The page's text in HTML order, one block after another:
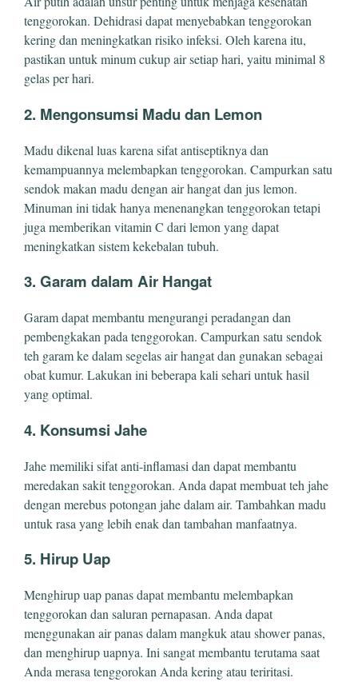
tenggorokan. Dehidrasi dapat menyebabkan tenggorokan
kering dan meningkatkan risiko infeksi. Oleh karena itu,
pastikan untuk minum cukup air setiap hari, yaitu minimal 8
gelas per hari.
2. Mengonsumsi Madu dan Lemon
Madu dikenal luas karena sifat antiseptiknya dan
kemampuannya melembapkan tenggorokan. Campurkan satu
sendok makan madu dengan air hangat dan jus lemon.
Minuman ini tidak hanya menenangkan tenggorokan tetapi
juga memberikan vitamin C dari lemon yang dapat
meningkatkan sistem kekebalan tubuh.
3. Garam dalam Air Hangat
Garam dapat membantu mengurangi peradangan dan
pembengkakan pada tenggorokan. Campurkan satu sendok
teh garam ke dalam segelas air hangat dan gunakan sebagai
obat kumur. Lakukan ini beberapa kali sehari untuk hasil
yang optimal.
4. Konsumsi Jahe
Jahe memiliki sifat anti-inflamasi dan dapat membantu
meredakan sakit tenggorokan. Anda dapat membuat teh jahe
dengan merebus potongan jahe dalam air. Tambahkan madu
untuk rasa yang lebih enak dan tambahan manfaatnya.
5. Hirup Uap
Menghirup uap panas dapat membantu melembapkan
tenggorokan dan saluran pernapasan. Anda dapat
menggunakan air panas dalam mangkuk atau shower panas,
dan menghirup uapnya. Ini sangat membantu terutama saat
Anda merasa tenggorokan Anda kering atau teriritasi.